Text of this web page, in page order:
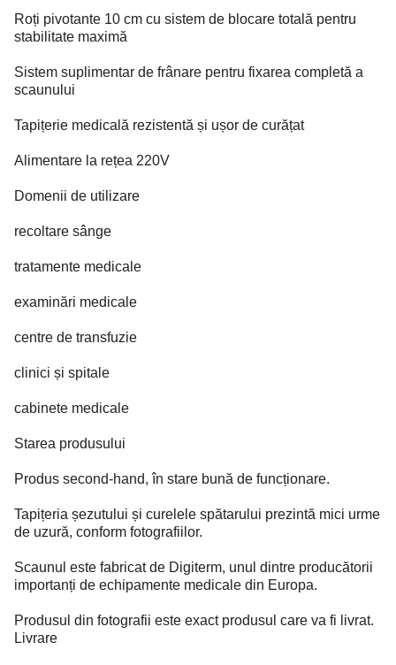
Roți pivotante 10 cm cu sistem de blocare totală pentru
stabilitate maximă
Sistem suplimentar de frânare pentru fixarea completă a
scaunului
Tapițerie medicală rezistentă și ușor de curățat
Alimentare la rețea 220V
Domenii de utilizare
recoltare sânge
tratamente medicale
examinări medicale
centre de transfuzie
clinici și spitale
cabinete medicale
Starea produsului
Produs second-hand, în stare bună de funcționare.
Tapițeria șezutului și curelele spătarului prezintă mici urme
de uzură, conform fotografiilor.
Scaunul este fabricat de Digiterm, unul dintre producătorii
importanți de echipamente medicale din Europa.
Produsul din fotografii este exact produsul care va fi livrat.
Livrare